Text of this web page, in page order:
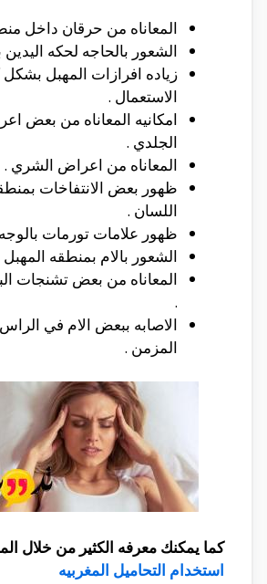
المعاناه من حرقان داخل
الشعور بالحاجه لحكه
زياده افرازات المهبل
الاستعمال .
امكانيه المعاناه من بعض
الجلدي .
المعاناه من اعراض الشري .
ظهور بعض الانتفاخات
اللسان .
ظهور علامات تورمات
الشعور بالام بمنطقه المهبل
المعاناه من بعض تشنجات
.
الاصابه ببعض الام في
المزمن .
كما يمكنك معرفه الكثير من خلال
استخدام التحاميل المغربيه